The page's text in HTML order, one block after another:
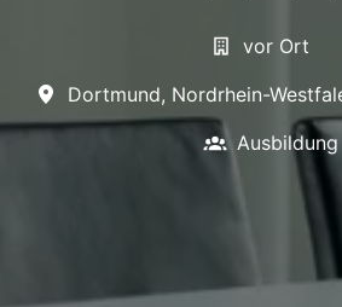
vor Ort
Dortmund, Nordrhein-
Ausbildung